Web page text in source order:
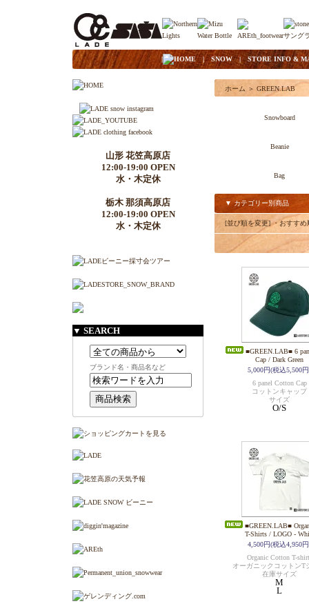
| HOME|SNOW| STORE INFO &
山形 花笠高原店
12:00-19:00 OPEN
水・木定休
栃木 那須高原店
12:00-19:00 OPEN
水・木定休
▼ SEARCH
ブランド名・商品名など
ホーム ＞ GREEN.LAB
Snowboard
Beanie
Bag
▼ カテゴリー別商品
[並び順を変更]・おすすめ
■GREEN.LAB■ 6
Cap / Dark Green
5,000円(税込5,500
6 panel Cotton Cap
コットンキャップ
サイズ
O/S
■GREEN.LAB■
T-Shirts / LOGO -
4,500円(税込4,950
Organic Cotton T-
オーガニックコットンT
在庫サイズ
M
L